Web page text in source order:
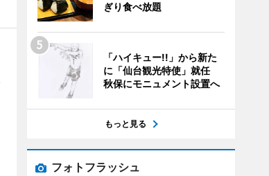
ぎり食べ放題
「ハイキュー!!」から新た
に「仙台観光特使」就任
秋保にモニュメント設置へ
もっと見る
フォトフラッシュ